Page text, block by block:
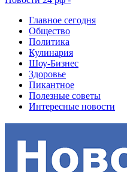
Главное сегодня
Общество
Политика
Кулинария
Шоу-Бизнес
Здоровье
Пикантное
Полезные советы
Интересные новости